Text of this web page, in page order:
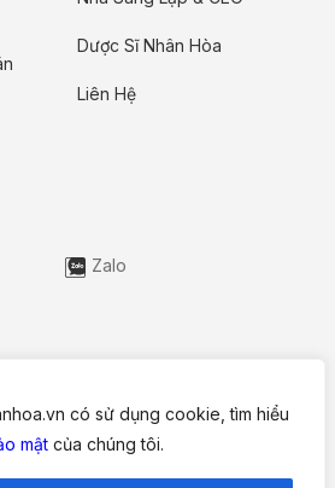
có sử dụng cookie, tìm hiểu
mật của chúng tôi.
Dược Sĩ Nhân Hòa
Liên Hệ
Zalo
chỉ mang tính chất nội bộ tham khảo;